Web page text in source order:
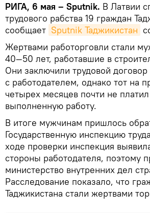
РИГА, 6 мая – Sputnik. В Латвии
трудового рабства 19 граждан
сообщает Sputnik Таджикистан
Жертвами работорговли стали
40—50 лет, работавшие в
Они заключили трудовой договор
с работодателем, однако тот на
четырех месяцев почти не
выполненную работу.
В итоге мужчинам пришлось
Государственную инспекцию
ходе проверки инспекция
стороны работодателя, поэтому
министерство внутренних дел
Расследование показало, что
Таджикистана стали жертвами